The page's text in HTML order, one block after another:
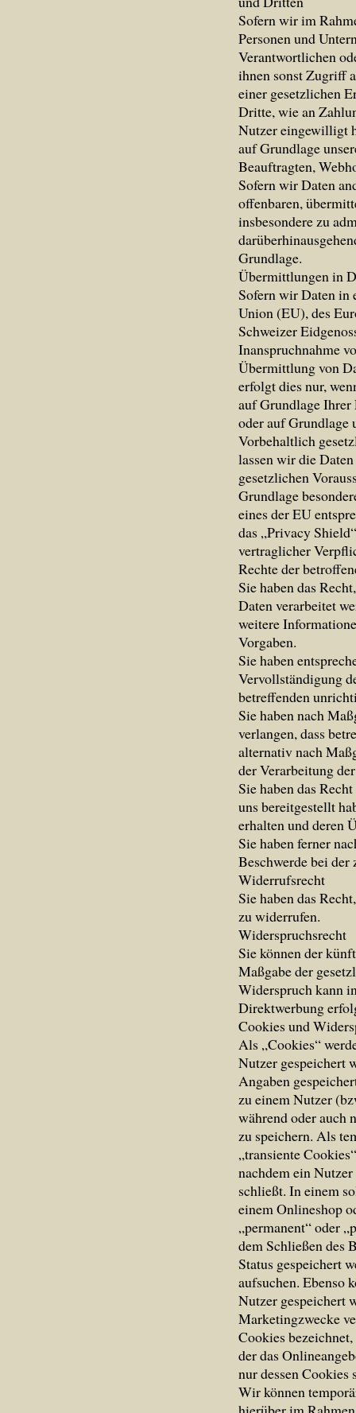
Sofern wir im
Personen und
Verantwortlichen
ihnen sonst Zugriff
einer gesetzlichen
Dritte, wie an
Nutzer eingewilligt
auf Grundlage
Beauftragten,
Sofern wir Daten
offenbaren,
insbesondere zu
Grundlage.
Übermittlungen in
Sofern wir Daten in
Union (EU), des
Schweizer
Inanspruchnahme
Übermittlung von
erfolgt dies nur,
auf Grundlage
oder auf Grundlage
Vorbehaltlich
lassen wir die
gesetzlichen
Grundlage
eines der EU
das „Privacy
vertraglicher
Rechte der
Sie haben das
Daten verarbeitet
weitere
Vorgaben.
Sie haben
Vervollständigung
betreffenden
Sie haben nach
verlangen, dass
alternativ nach
der Verarbeitung
Sie haben das
uns bereitgestellt
erhalten und deren
Sie haben ferner
Beschwerde bei
Widerrufsrecht
Sie haben das
zu widerrufen.
Widerspruchsrecht
Sie können der
Maßgabe der
Widerspruch kann
Direktwerbung
Cookies und
Als „Cookies“
Nutzer gespeichert
Angaben
zu einem Nutzer
während oder auch
zu speichern. Als
„transiente
nachdem ein
schließt. In einem
einem Onlineshop
„permanent“ oder
dem Schließen des
Status gespeichert
aufsuchen. Ebenso
Nutzer gespeichert
Marketingzwecke
Cookies
der das
nur dessen
Wir können